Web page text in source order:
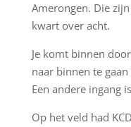
Amerongen. Die
kwart over acht.
Je komt binnen
naar binnen te
Een andere ingang
Op het veld had